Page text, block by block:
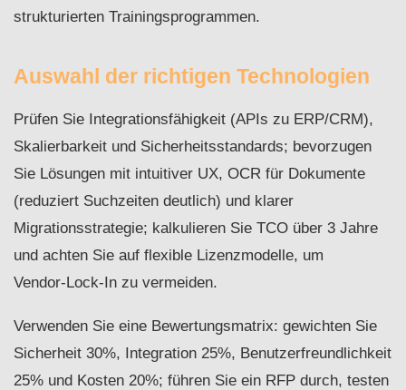
strukturierten Trainingsprogrammen.
Auswahl der richtigen Technologien
Prüfen Sie Integrationsfähigkeit (APIs zu ERP/CRM),
Skalierbarkeit und Sicherheitsstandards; bevorzugen
Sie Lösungen mit intuitiver UX, OCR für Dokumente
(reduziert Suchzeiten deutlich) und klarer
Migrationsstrategie; kalkulieren Sie TCO über 3 Jahre
und achten Sie auf flexible Lizenzmodelle, um
Vendor‑Lock‑In zu vermeiden.
Verwenden Sie eine Bewertungsmatrix: gewichten Sie
Sicherheit 30%, Integration 25%, Benutzerfreundlichkeit
25% und Kosten 20%; führen Sie ein RFP durch, testen